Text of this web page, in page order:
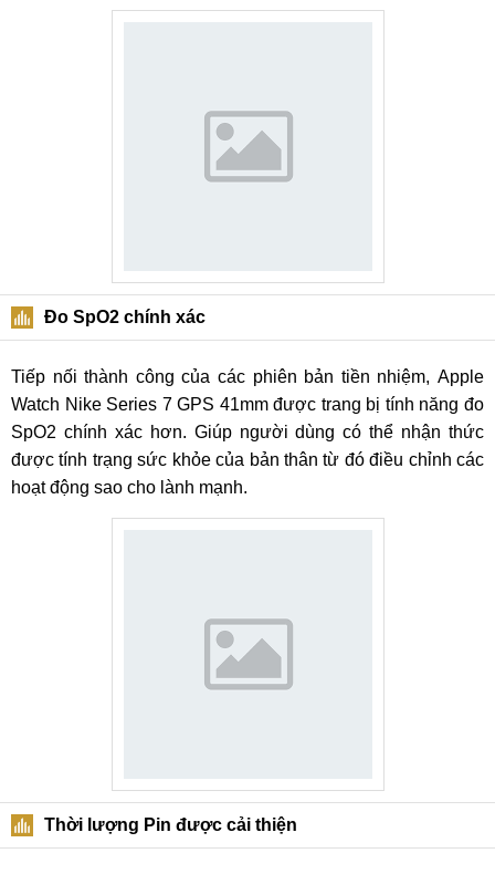
Đo SpO2 chính xác
Tiếp nối thành công của các phiên bản tiền nhiệm, Apple
Watch Nike Series 7 GPS 41mm được trang bị tính năng đo
SpO2 chính xác hơn. Giúp người dùng có thể nhận thức
được tính trạng sức khỏe của bản thân từ đó điều chỉnh các
hoạt động sao cho lành mạnh.
Thời lượng Pin được cải thiện